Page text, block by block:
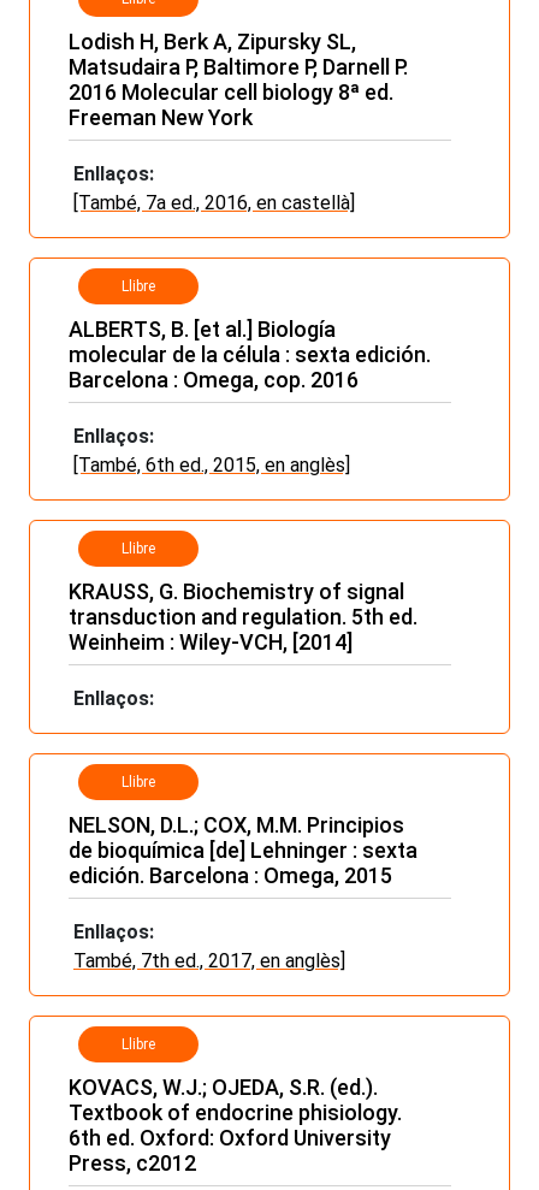
Lodish H, Berk A, Zipursky SL,
Matsudaira P, Baltimore P, Darnell P.
2016 Molecular cell biology 8ª ed.
Freeman New York
Enllaços:
[També, 7a ed., 2016, en castellà]
Llibre
ALBERTS, B. [et al.] Biología
molecular de la célula : sexta edición.
Barcelona : Omega, cop. 2016
Enllaços:
[També, 6th ed., 2015, en anglès]
Llibre
KRAUSS, G. Biochemistry of signal
transduction and regulation. 5th ed.
Weinheim : Wiley-VCH, [2014]
Enllaços:
Llibre
NELSON, D.L.; COX, M.M. Principios
de bioquímica [de] Lehninger : sexta
edición. Barcelona : Omega, 2015
Enllaços:
També, 7th ed., 2017, en anglès]
Llibre
KOVACS, W.J.; OJEDA, S.R. (ed.).
Textbook of endocrine phisiology.
6th ed. Oxford: Oxford University
Press, c2012